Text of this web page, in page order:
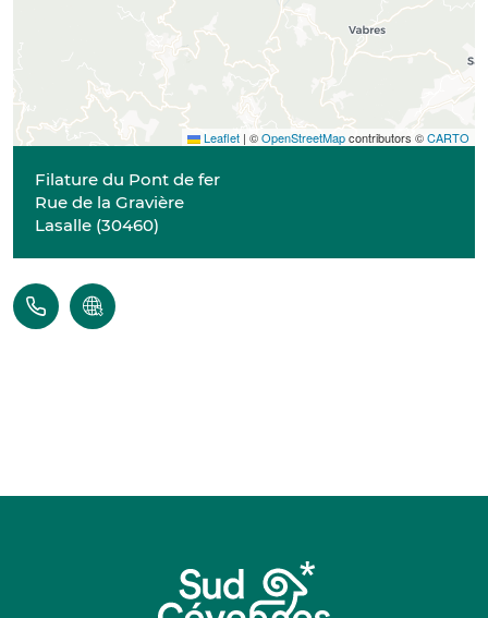
Leaflet | ©OpenStreetMapcontributors ©CARTO
Filature du Pont de fer
Rue de la Gravière
Lasalle (30460)